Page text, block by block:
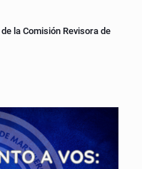
la Comisión Revisora de